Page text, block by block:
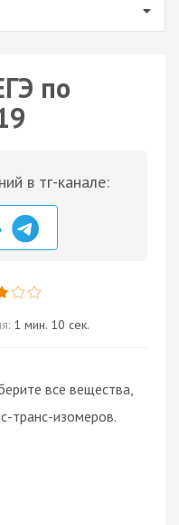
по
в тг-канале:
1 мин. 10 сек.
все вещества,
транс-изомеров.